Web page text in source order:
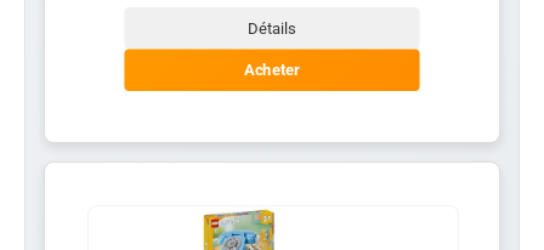
Détails
Acheter